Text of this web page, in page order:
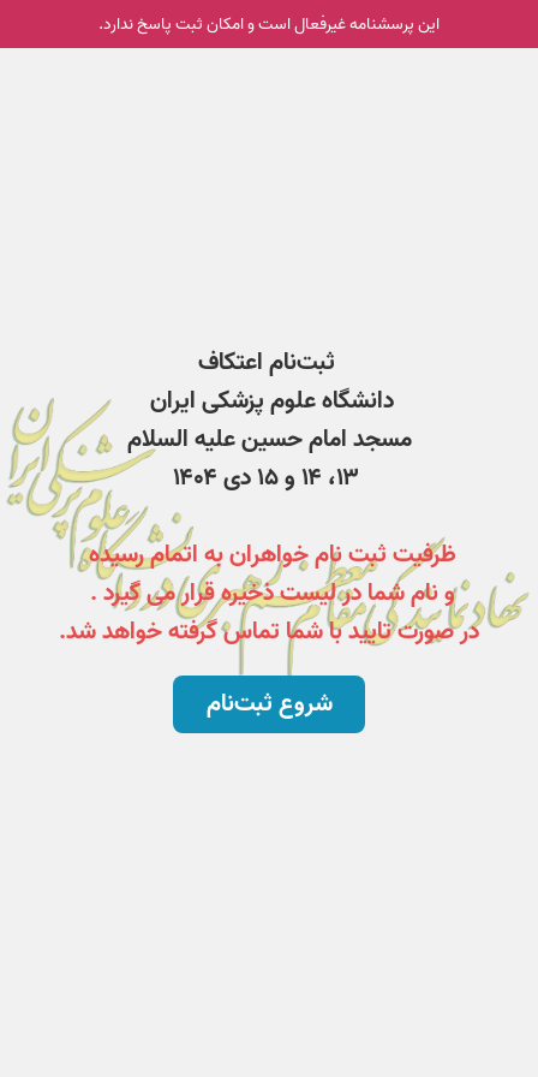
این پرسشنامه غیر‌فعال است و امکان ثبت پاسخ ندارد.
ثبت‌نام اعتکاف
دانشگاه علوم پزشکی ایران
مسجد امام حسین علیه السلام
ظرفیت ثبت نام خواهران به اتمام رسیده
و نام شما در لیست ذخیره قرار می گیرد .
در صورت تایید با شما تماس گرفته خواهد شد.
شروع ثبت‌نام